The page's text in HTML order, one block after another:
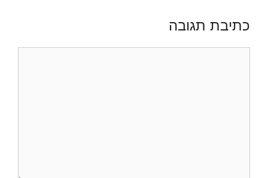
כתיבת תגובה